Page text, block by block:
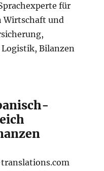
für
Wirtschaft und
Bilanzen